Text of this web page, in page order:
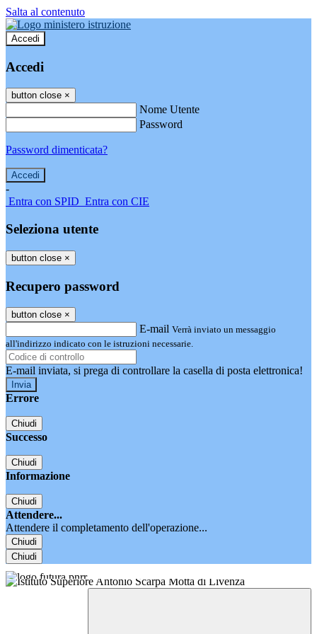
Salta al contenuto
Accedi
Accedi
button close ×
Nome Utente
Password
Password dimenticata?
-
Entra con SPID Entra con CIE
Seleziona utente
button close ×
Recupero password
button close ×
E-mail Verrà inviato un messaggio
all'indirizzo indicato con le istruzioni necessarie.
E-mail inviata, si prega di controllare la casella di posta elettronica!
Errore
Chiudi
Successo
Chiudi
Informazione
Chiudi
Attendere...
Attendere il completamento dell'operazione...
Chiudi
Chiudi